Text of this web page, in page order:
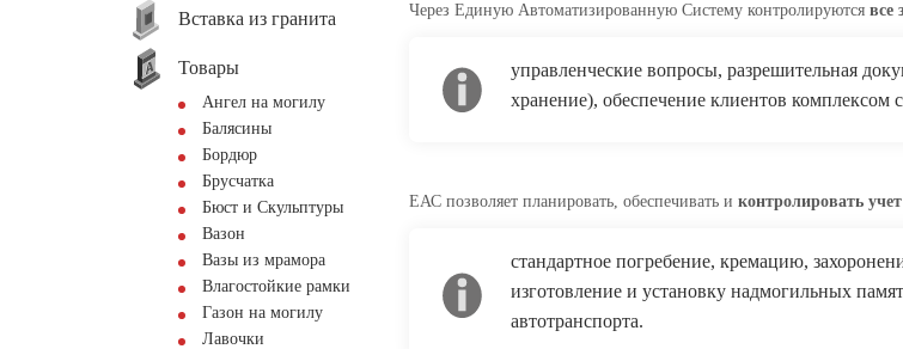
Вставка из гранита
Товары
Ангел на могилу
Балясины
Бордюр
Брусчатка
Бюст и Скульптуры
Вазон
Вазы из мрамора
Влагостойкие рамки
Газон на могилу
Лавочки
Через Единую Автоматизированную Систему контролируются все
управленческие вопросы, разрешительная
хранение), обеспечение клиентов
ЕАС позволяет планировать, обеспечивать и контролировать
стандартное погребение, кремацию,
изготовление и установку надмогильных
автотранспорта.